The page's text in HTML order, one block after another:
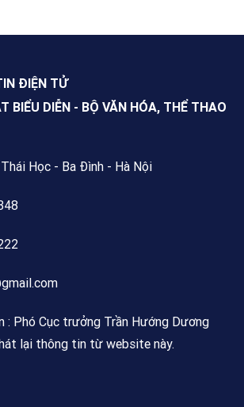
ĐIỆN TỬ
BIỂU DIỄN - BỘ VĂN HÓA, THỂ THAO
Học - Ba Đình - Hà Nội
: Phó Cục trưởng Trần Hướng Dương
lại thông tin từ website này.